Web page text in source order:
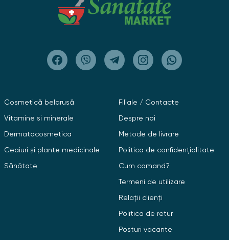
Cosmetică belarusă
Vitamine si minerale
Dermatocosmetica
Ceaiuri și plante medicinale
Sănătate
Filiale / Contacte
Despre noi
Metode de livrare
Politica de confidențialitate
Cum comand?
Termeni de utilizare
Relații clienți
Politica de retur
Posturi vacante